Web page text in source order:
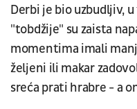
Derbi je bio uzbudljiv,
"tobdžije" su zaista
momentima imali
željeni ili makar
sreća prati hrabre - a